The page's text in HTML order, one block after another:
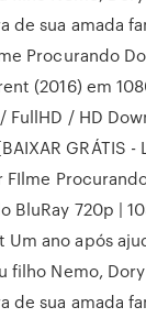
de sua amada
Procurando
(2016) em
FullHD / HD
GRÁTIS -
FIlme
BluRay 720p |
ano após
filho Nemo,
de sua amada